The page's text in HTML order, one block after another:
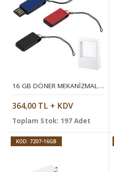
16 GB DÖNER MEKANIZMALI ALÜMINYUM USB BELLEK
364,00 TL + KDV
Toplam Stok: 197 Adet
KOD: 7207-16GB